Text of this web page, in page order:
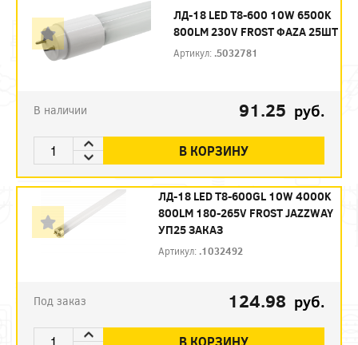
ЛД-18 LED Т8-600 10W 6500K
800LM 230V FROST ФAZA 25ШТ
Артикул: .5032781
В наличии 91.25 руб.
В КОРЗИНУ
ЛД-18 LED Т8-600GL 10W 4000K
800LM 180-265V FROST JAZZWAY
УП25 ЗАКАЗ
Артикул: .1032492
Под заказ 124.98 руб.
В КОРЗИНУ